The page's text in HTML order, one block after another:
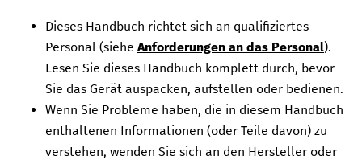
Dieses Handbuch richtet sich an qualifiziertes
Personal (siehe Anforderungen an das Personal).
Lesen Sie dieses Handbuch komplett durch, bevor
Sie das Gerät auspacken, aufstellen oder bedienen.
Wenn Sie Probleme haben, die in diesem Handbuch
enthaltenen Informationen (oder Teile davon) zu
verstehen, wenden Sie sich an den Hersteller oder